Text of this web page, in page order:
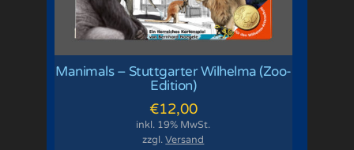
Manimals – Stuttgarter Wilhelma (Zoo-
Edition)
€12,00
inkl. 19% MwSt.
zzgl.Versand